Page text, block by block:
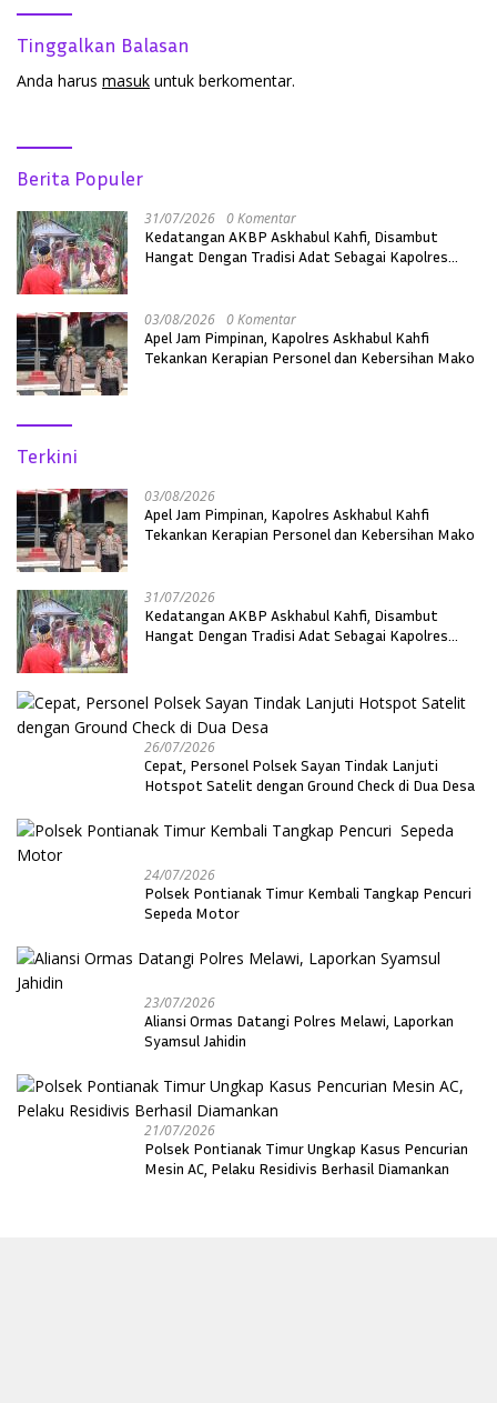
Tinggalkan Balasan
Anda harus masuk untuk berkomentar.
Berita Populer
31/07/2026 0 Komentar
Kedatangan AKBP Askhabul Kahfi, Disambut
Hangat Dengan Tradisi Adat Sebagai Kapolres
03/08/2026 0 Komentar
Apel Jam Pimpinan, Kapolres Askhabul Kahfi
Tekankan Kerapian Personel dan Kebersihan Mako
Terkini
03/08/2026
Apel Jam Pimpinan, Kapolres Askhabul Kahfi
Tekankan Kerapian Personel dan Kebersihan Mako
31/07/2026
Kedatangan AKBP Askhabul Kahfi, Disambut
Hangat Dengan Tradisi Adat Sebagai Kapolres
26/07/2026
Cepat, Personel Polsek Sayan Tindak Lanjuti
Hotspot Satelit dengan Ground Check di Dua Desa
24/07/2026
Polsek Pontianak Timur Kembali Tangkap Pencuri
Sepeda Motor
23/07/2026
Aliansi Ormas Datangi Polres Melawi, Laporkan
Syamsul Jahidin
21/07/2026
Polsek Pontianak Timur Ungkap Kasus Pencurian
Mesin AC, Pelaku Residivis Berhasil Diamankan